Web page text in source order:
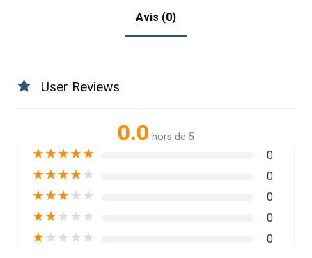
Avis (0)
User Reviews
0.0 hors de 5
★★★★★ 0
★★★★★ 0
★★★★★ 0
★★★★★ 0
★★★★★ 0